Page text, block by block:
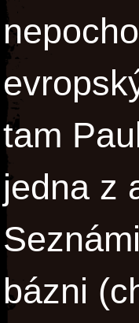
tam
jedna z
bázni